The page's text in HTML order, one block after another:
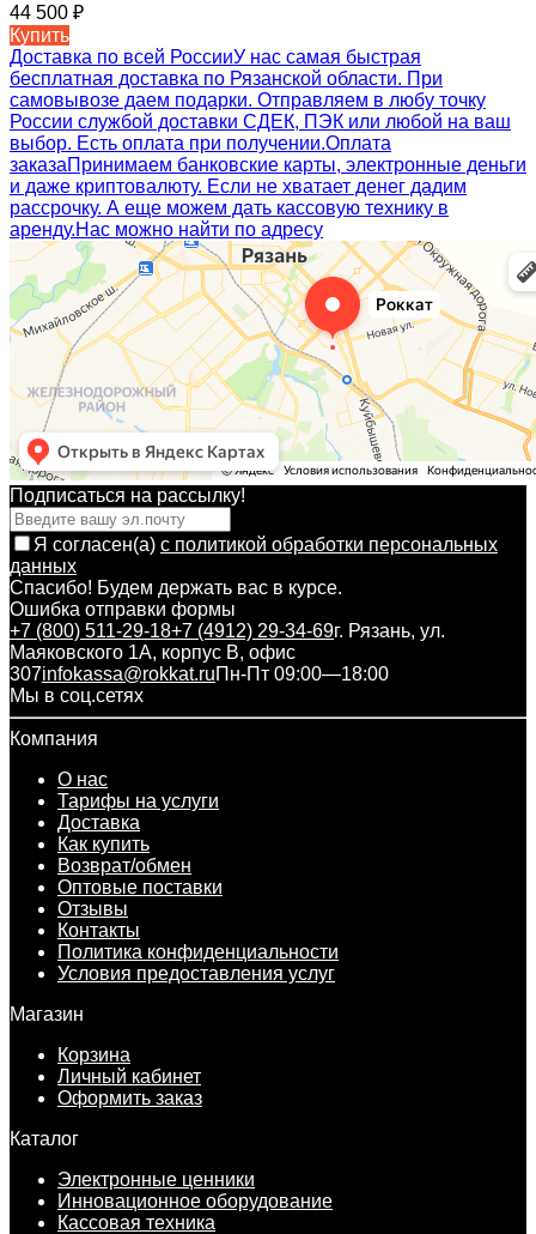
44 500 ₽
Купить
Доставка по всей РоссииУ нас самая быстрая
бесплатная доставка по Рязанской области. При
самовывозе даем подарки. Отправляем в любу точку
России службой доставки СДЕК, ПЭК или любой на ваш
выбор. Есть оплата при получении.Оплата
заказаПринимаем банковские карты, электронные деньги
и даже криптовалюту. Если не хватает денег дадим
рассрочку. А еще можем дать кассовую технику в
аренду.Нас можно найти по адресу
Подписаться на рассылкy!
Я согласен(a) с политикой обработки персональных
данных
Спасибо! Будем держать вас в курсе.
Ошибка отправки формы
+7 (800) 511-29-18+7 (4912) 29-34-69г. Рязань, ул.
Маяковского 1А, корпус B, офис
307infokassa@rokkat.ruПн-Пт 09:00—18:00
Мы в соц.сетях
Компания
О нас
Тарифы на услуги
Доставка
Как купить
Возврат/обмен
Оптовые поставки
Отзывы
Контакты
Политика конфиденциальности
Условия предоставления услуг
Магазин
Корзина
Личный кабинет
Оформить заказ
Каталог
Электронные ценники
Инновационное оборудование
Кассовая техника